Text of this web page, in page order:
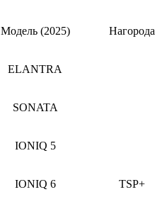
Модель (2025) Нагорода
ELANTRA
TSP+
SONATA
IONIQ 5
IONIQ 6